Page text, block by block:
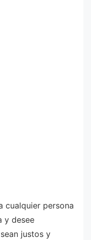
cualquier persona
y desee
justos y